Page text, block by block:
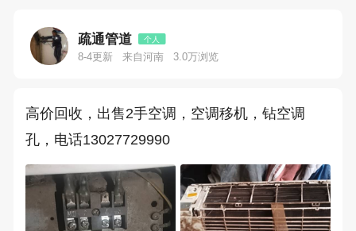
疏通管道 个人
8-4更新 来自河南 3.0万浏览
高价回收，出售2手空调，空调移机，钻空调
孔，电话13027729990